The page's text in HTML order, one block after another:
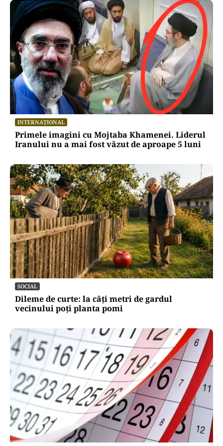
INTERNAȚIONAL
Primele imagini cu Mojtaba Khamenei. Liderul
Iranului nu a mai fost văzut de aproape 5 luni
SOCIAL
Dileme de curte: la câți metri de gardul
vecinului poți planta pomi